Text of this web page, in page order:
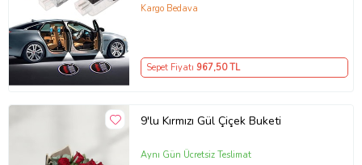
Kargo Bedava
Sepet Fiyatı 967,50 TL
9'lu Kırmızı Gül Çiçek Buketi
Aynı Gün Ücretsiz Teslimat